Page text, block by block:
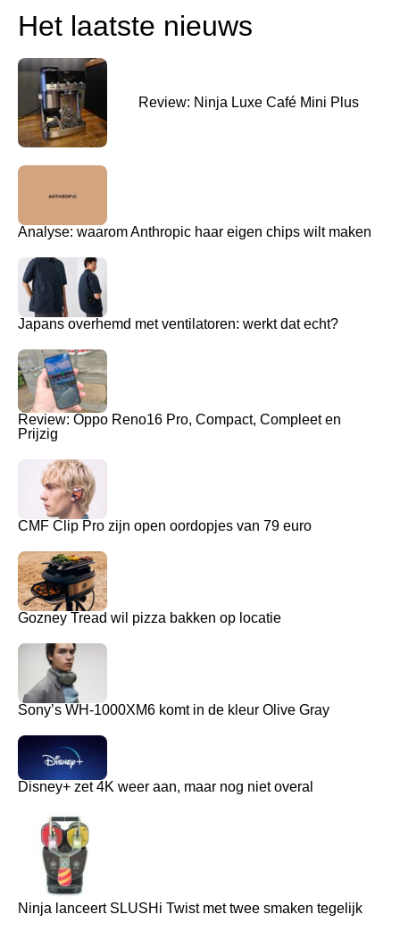
Het laatste nieuws
Review: Ninja Luxe Café Mini Plus
Analyse: waarom Anthropic haar eigen chips wilt maken
Japans overhemd met ventilatoren: werkt dat echt?
Review: Oppo Reno16 Pro, Compact, Compleet en
Prijzig
CMF Clip Pro zijn open oordopjes van 79 euro
Gozney Tread wil pizza bakken op locatie
Sony’s WH-1000XM6 komt in de kleur Olive Gray
Disney+ zet 4K weer aan, maar nog niet overal
Ninja lanceert SLUSHi Twist met twee smaken tegelijk